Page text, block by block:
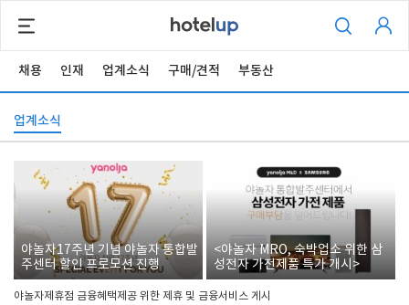
채용 인재 업계소식 구매/견적 부동산
업계소식
야놀자17주년 기념 야놀자 통합발
주센터 할인 프로모션 진행
<야놀자 MRO, 숙박업소 위한 삼
성전자 가전제품 특가 개시>
야놀자제휴점 금융혜택제공 위한 제휴 및 금융서비스 게시